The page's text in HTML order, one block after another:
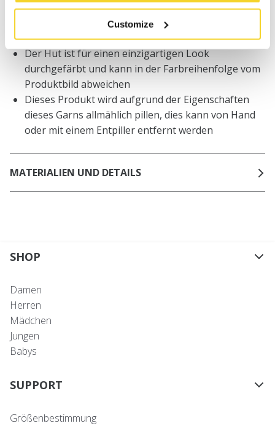
Customize
Klassische BARTS Bommelmütze für Mädchen
Gefüttert mit einem warmen Teddy-Fleece-Band für
zusätzlichen Komfort
Der Hut ist für einen einzigartigen Look
durchgefärbt und kann in der Farbreihenfolge vom
Produktbild abweichen
Dieses Produkt wird aufgrund der Eigenschaften
dieses Garns allmählich pillen, dies kann von Hand
oder mit einem Entpiller entfernt werden
MATERIALIEN UND DETAILS
SHOP
Damen
Herren
Mädchen
Jungen
Babys
SUPPORT
Größenbestimmung